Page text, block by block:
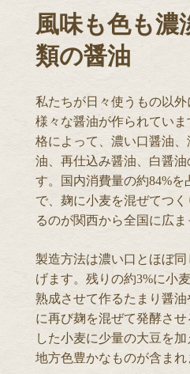
風味も色も濃
類の醤油
私たちが日々使うもの以
様々な醤油が作られてい
格によって、濃い口醤油
油、再仕込み醤油、白醤油
す。国内消費量の約84%
で、麹に小麦を混ぜてつ
るのが関西から全国に広ま
製造方法は濃い口とほぼ
げます。残りの約3%に小
熟成させて作るたまり醤
に再び麹を混ぜて発酵さ
した小麦に少量の大豆を加
地方色豊かなものが含まれ